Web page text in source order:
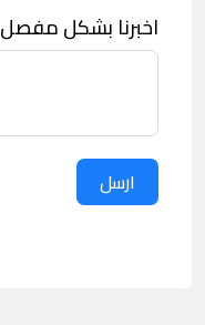
اخبرنا بشكل مفصل
ارسل